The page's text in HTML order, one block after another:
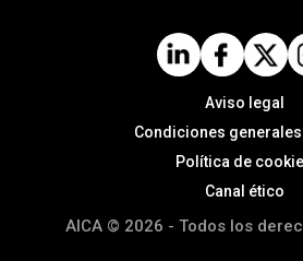
Aviso legal
Condiciones
Política de
Canal ético
AICA © 2026 - Todos los